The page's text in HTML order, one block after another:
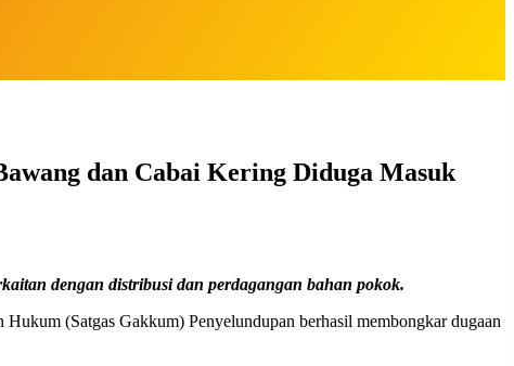
dan Cabai Kering Diduga Masuk
dengan distribusi dan perdagangan bahan pokok.
(Satgas Gakkum) Penyelundupan berhasil membongkar dugaan